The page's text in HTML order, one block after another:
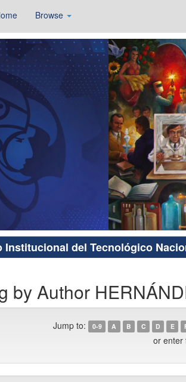
Browse
Institucional del Tecnológico
by Author
Jump to: 0-9 A B C D E
or enter